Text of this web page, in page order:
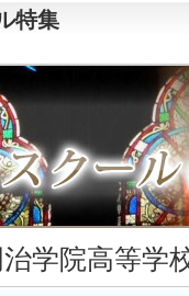
特集
治学院高等学